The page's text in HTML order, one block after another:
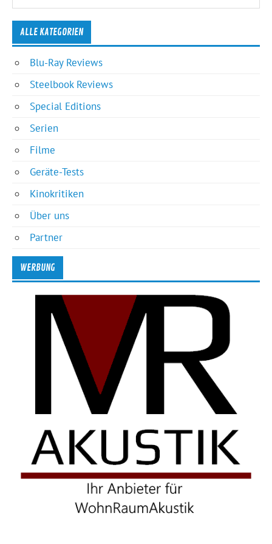
ALLE KATEGORIEN
Blu-Ray Reviews
Steelbook Reviews
Special Editions
Serien
Filme
Geräte-Tests
Kinokritiken
Über uns
Partner
WERBUNG